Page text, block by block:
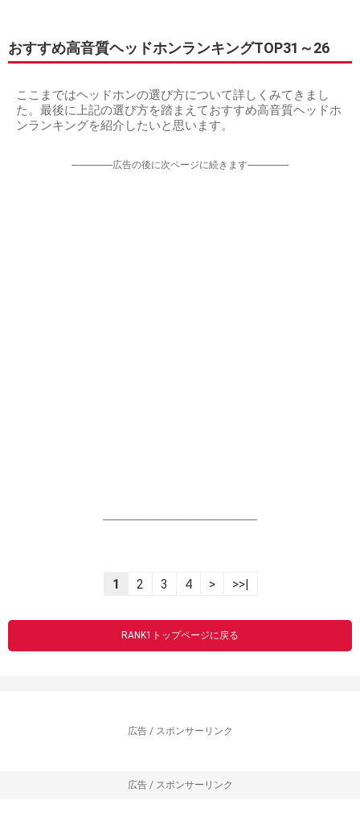
おすすめ高音質ヘッドホンランキングTOP31～26
ここまではヘッドホンの選び方について詳しくみてきまし
た。最後に上記の選び方を踏まえておすすめ高音質ヘッドホ
ンランキングを紹介したいと思います。
-----------------広告の後に次ページに続きます-----------------
----------------------------------------------------------------
1 2 3 4 > >>|
RANK1トップページに戻る
広告 / スポンサーリンク
広告 / スポンサーリンク